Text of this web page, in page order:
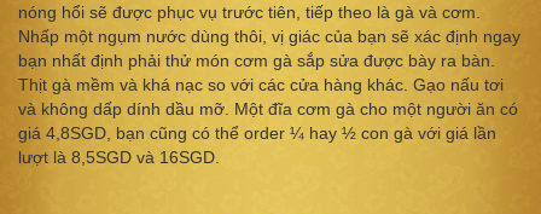
nóng hổi sẽ được phục vụ trước tiên, tiếp theo là gà và cơm.
Nhấp một ngụm nước dùng thôi, vị giác của bạn sẽ xác định ngay
bạn nhất định phải thử món cơm gà sắp sửa được bày ra bàn.
Thịt gà mềm và khá nạc so với các cửa hàng khác. Gạo nấu tơi
và không dấp dính dầu mỡ. Một đĩa cơm gà cho một người ăn có
giá 4,8SGD, bạn cũng có thể order ¼ hay ½ con gà với giá lần
lượt là 8,5SGD và 16SGD.